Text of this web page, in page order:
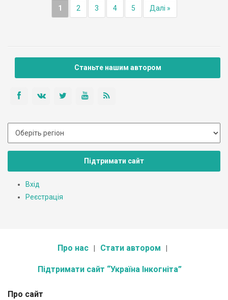
1 2 3 4 5 Далі »
Станьте нашим автором
Підтримати сайт
Вхід
Реєстрація
Про нас Стати автором
Підтримати сайт “Україна Інкогніта”
Про сайт